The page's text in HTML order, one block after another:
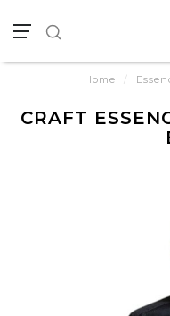
Home /
CRAFT